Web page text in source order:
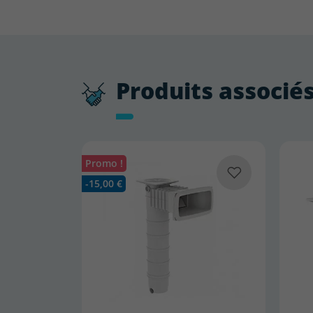
Produits
Promo !
-15,00 €